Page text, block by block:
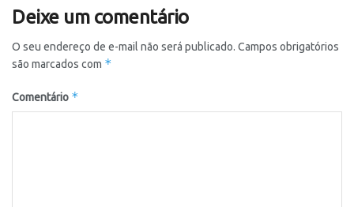
Deixe um comentário
O seu endereço de e-mail não será publicado. Campos obrigatórios
são marcados com *
Comentário *